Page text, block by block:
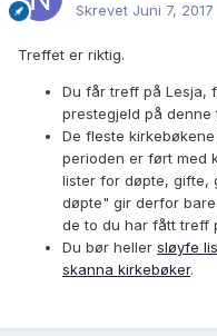
Skrevet Juni 7, 2017
Treffet er riktig.
Du får treff på Lesja,
prestegjeld på denne
De fleste
perioden er ført med
lister for døpte, gifte,
døpte" gir derfor
de to du har fått treff
Du bør heller sløyfe
skanna kirkebøker.